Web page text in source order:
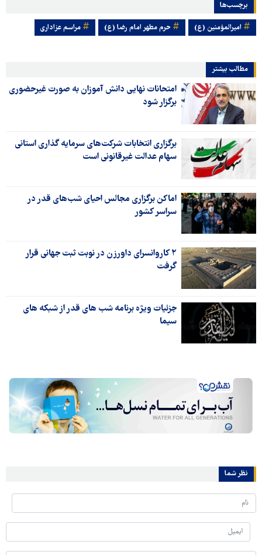
برچسب‌ها
امیرالمؤمنین (ع) حرم مطهر امام رضا (ع) مراسم عزاداری
مطالب بیشتر
امتحانات نهایی دانش آموزان به صورت غیرحضوری
برگزار شود
برگزاری انتخابات شرکت‌های سرمایه گذاری استانی
سهام عدالت غیرقانونی است
اماکن برگزاری مجالس احیای شب‌های قدر در
سراسر کشور
۲ کاروانسرای داورزن در نوبت ثبت جهانی قرار
گرفت
جزئیات ویژه‎ برنامه شب ‎های قدر از شبکه‎ های
سیما
نظر شما